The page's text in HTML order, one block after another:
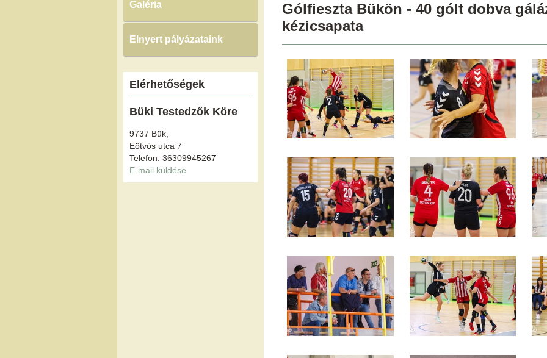
Galéria
Elnyert pályázataink
Elérhetőségek
Büki Testedzők Köre
9737 Bük,
Eötvös utca 7
Telefon: 36309945267
E-mail küldése
Gólfieszta Bükön - 40 gólt dobva
kézicsapata